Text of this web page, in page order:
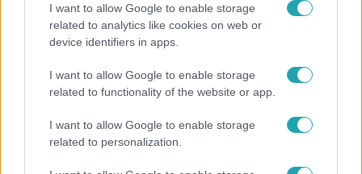
I want to allow Google to enable storage
related to analytics like cookies on web or
device identifiers in apps.
I want to allow Google to enable storage
related to functionality of the website or app.
I want to allow Google to enable storage
related to personalization.